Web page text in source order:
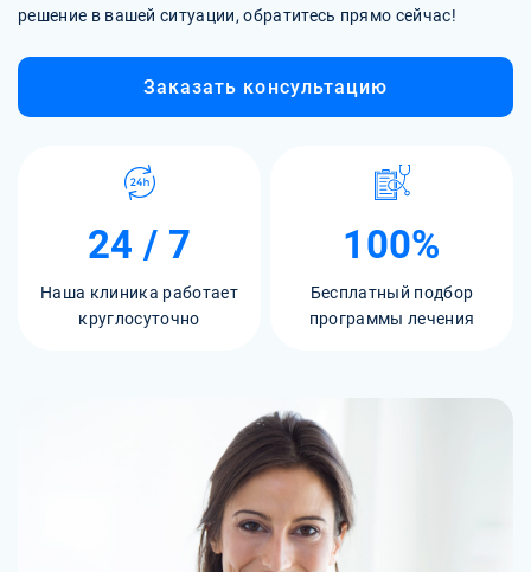
решение в вашей ситуации, обратитесь прямо сейчас!
Заказать консультацию
24 / 7
Наша клиника работает
круглосуточно
100%
Бесплатный подбор
программы лечения